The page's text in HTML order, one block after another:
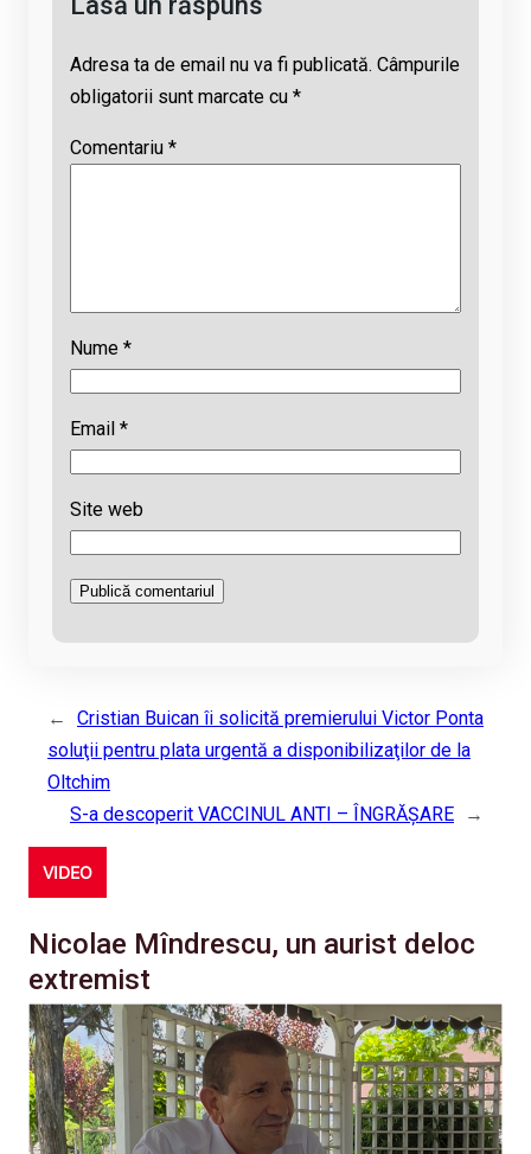
Adresa ta de email nu va fi publicată. Câmpurile
obligatorii sunt marcate cu *
Comentariu *
Nume *
Email *
Site web
←
Cristian Buican îi solicită premierului Victor Ponta
soluţii pentru plata urgentă a disponibilizaţilor de la
Oltchim
S-a descoperit VACCINUL ANTI – ÎNGRĂŞARE
→
VIDEO
Nicolae Mîndrescu, un aurist deloc
extremist